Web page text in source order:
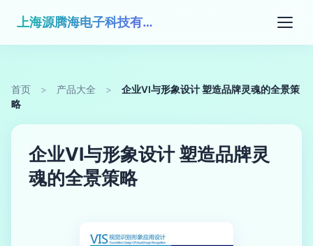
上海源腾海电子科技有限公司
首页 > 产品大全 >
企业VI与形象设计 塑造品牌灵魂的全景策
略
企业VI与形象设计 塑造品牌灵
魂的全景策略